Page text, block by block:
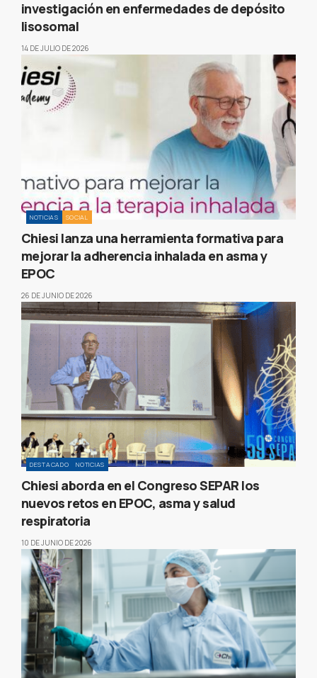
investigación en enfermedades de depósito
lisosomal
14 DE JULIO DE 2026
NOTICIAS SOCIAL
Chiesi lanza una herramienta formativa para
mejorar la adherencia inhalada en asma y
EPOC
26 DE JUNIO DE 2026
DESTACADO NOTICIAS
Chiesi aborda en el Congreso SEPAR los
nuevos retos en EPOC, asma y salud
respiratoria
10 DE JUNIO DE 2026